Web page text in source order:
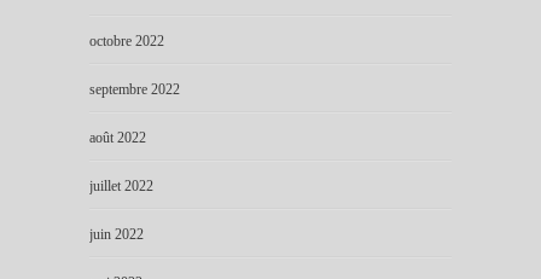
octobre 2022
septembre 2022
août 2022
juillet 2022
juin 2022